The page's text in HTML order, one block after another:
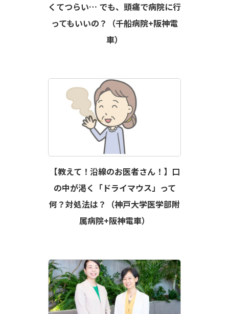
くてつらい… でも、頭痛で病院に行
ってもいいの？（千船病院+阪神電
車）
【教えて！沿線のお医者さん！】口
の中が渇く「ドライマウス」って
何？対処法は？（神戸大学医学部附
属病院+阪神電車）